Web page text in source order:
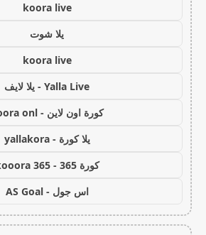
koora live
يلا شوت
koora live
Yalla Live - يلا لايف
كورة اون لاين - koora onl
يلا كورة - yallakora
كورة 365 - kooora 365
اس جول - AS Goal